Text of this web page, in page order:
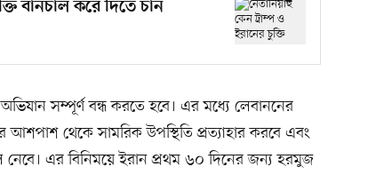
বানচাল করে দিতে চান
সম্পূর্ণ বন্ধ করতে হবে। এর মধ্যে লেবাননের
আশপাশ থেকে সামরিক উপস্থিতি প্রত্যাহার করবে এবং
এর বিনিময়ে ইরান প্রথম ৬০ দিনের জন্য হরমুজ